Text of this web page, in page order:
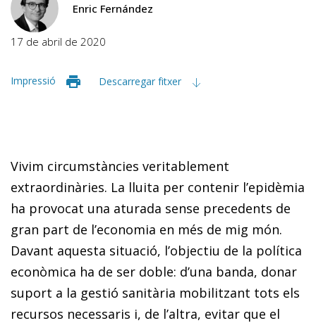
Enric Fernández
17 de abril de 2020
Impressió Descarregar fitxer
Vivim circumstàncies veritablement
extraordinàries. La lluita per contenir l’epidèmia
ha provocat una aturada sense precedents de
gran part de l’economia en més de mig món.
Davant aquesta situació, l’objectiu de la política
econòmica ha de ser doble: d’una banda, donar
suport a la gestió sanitària mobilitzant tots els
recursos necessaris i, de l’altra, evitar que el